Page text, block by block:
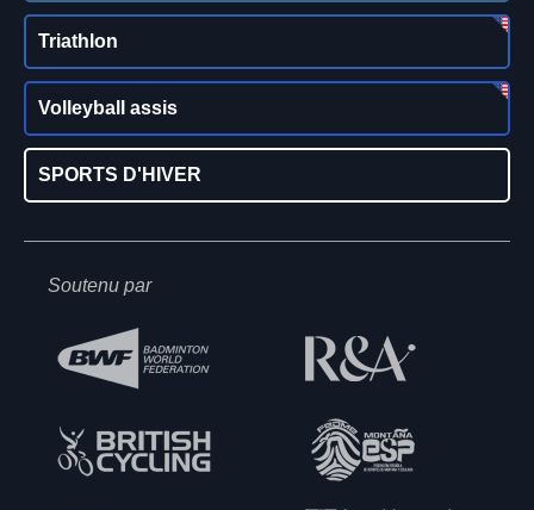
Triathlon
Volleyball assis
SPORTS D'HIVER
Soutenu par